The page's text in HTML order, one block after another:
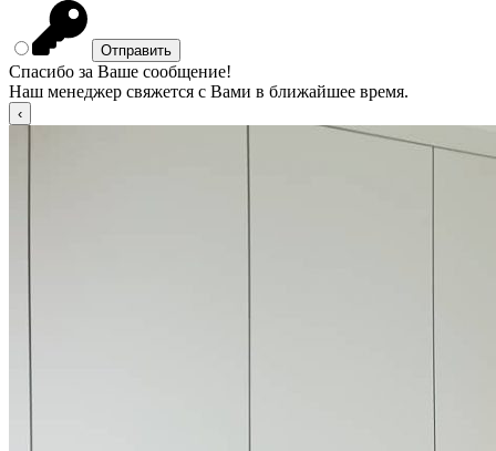
Спасибо за Ваше сообщение!
Наш менеджер свяжется с Вами в ближайшее время.